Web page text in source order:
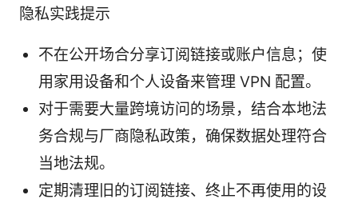
隐私实践提示
不在公开场合分享订阅链接或账户信息；使
用家用设备和个人设备来管理 VPN 配置。
对于需要大量跨境访问的场景，结合本地法
务合规与厂商隐私政策，确保数据处理符合
当地法规。
定期清理旧的订阅链接、终止不再使用的设